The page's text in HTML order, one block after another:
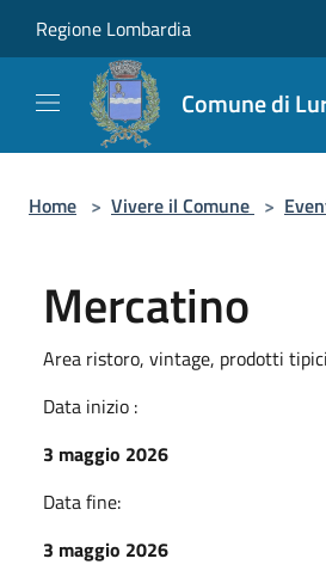
Regione Lombardia
Comune di
Home > Vivere il Comune >
Mercatino
Area ristoro, vintage, prodotti tipici
Data inizio :
3 maggio 2026
Data fine:
3 maggio 2026